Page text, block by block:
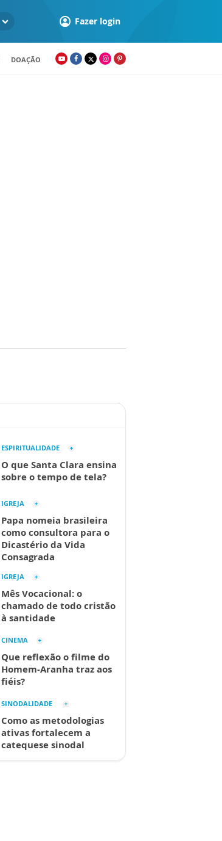
Fazer login
DOAÇÃO
ESPIRITUALIDADE
O que Santa Clara ensina
sobre o tempo de tela?
IGREJA
Papa nomeia brasileira
como consultora para o
Dicastério da Vida
Consagrada
IGREJA
Mês Vocacional: o
chamado de todo cristão
à santidade
CINEMA
Que reflexão o filme do
Homem-Aranha traz aos
fiéis?
SINODALIDADE
Como as metodologias
ativas fortalecem a
catequese sinodal